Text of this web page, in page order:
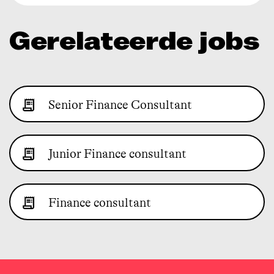
Gerelateerdejobs
Senior Finance Consultant
Junior Finance consultant
Finance consultant